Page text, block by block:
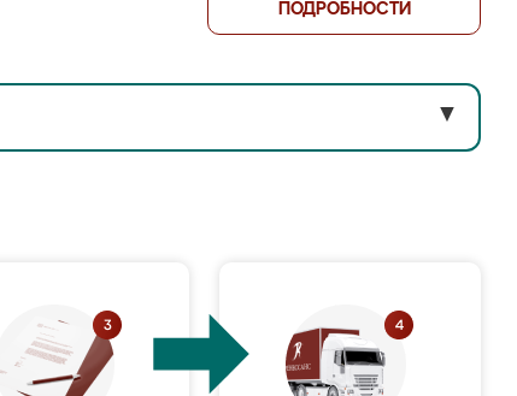
ПОДРОБНОСТИ
▼